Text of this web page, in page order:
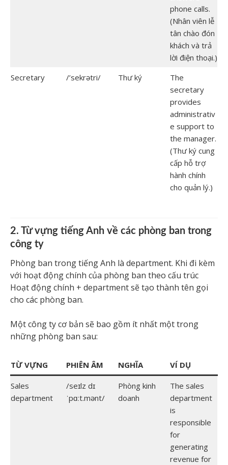
phone calls.
(Nhân viên lễ
tân chào đón
khách và trả
lời điện thoại.)
Secretary
/’sekrətri/ Thư ký
The
secretary
provides
administrativ
e support to
the manager.
(Thư ký cung
cấp hỗ trợ
hành chính
cho quản lý.)
2. Từ vựng tiếng Anh về các phòng ban trong
công ty
Phòng ban trong tiếng Anh là department. Khi đi kèm
với hoạt động chính của phòng ban theo cấu trúc
Hoạt động chính + department sẽ tạo thành tên gọi
cho các phòng ban.
Một công ty cơ bản sẽ bao gồm ít nhất một trong
những phòng ban sau:
TỪ VỰNG PHIÊN ÂM NGHĨA VÍ DỤ
Sales
department
/seɪlz dɪ
ˈpɑːt.mənt/
Phòng kinh
doanh
The sales
department
is
responsible
for
generating
revenue for